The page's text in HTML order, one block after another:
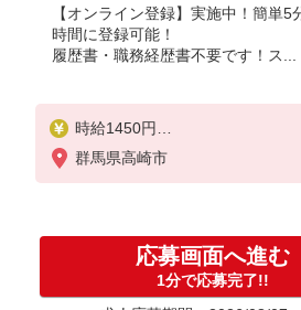
【オンライン登録】実施中！簡単5
時間に登録可能！
履歴書・職務経歴書不要です！ス...
時給1450円
月収例：223、000円（月収例21
日出勤手当て等が含まれています
群馬県高崎市
応募画面へ進む
1分で応募完了!!